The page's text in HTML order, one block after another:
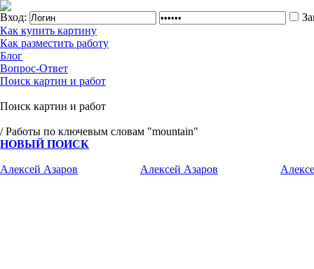
Вход:
Как купить картину
Как разместить работу
Блог
Вопрос-Ответ
Поиск картин и работ
Поиск картин и работ
/ Работы по ключевым словам "mountain"
НОВЫЙ ПОИСК
Алексей Азаров Алексей Азаров